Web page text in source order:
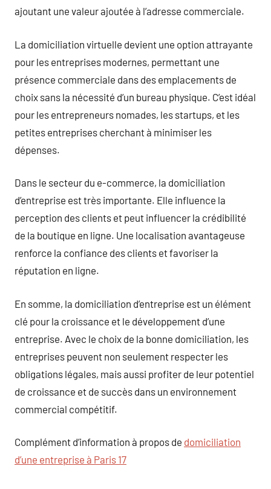
ajoutant une valeur ajoutée à l’adresse commerciale.
La domiciliation virtuelle devient une option attrayante
pour les entreprises modernes, permettant une
présence commerciale dans des emplacements de
choix sans la nécessité d’un bureau physique. C’est idéal
pour les entrepreneurs nomades, les startups, et les
petites entreprises cherchant à minimiser les
dépenses.
Dans le secteur du e-commerce, la domiciliation
d’entreprise est très importante. Elle influence la
perception des clients et peut influencer la crédibilité
de la boutique en ligne. Une localisation avantageuse
renforce la confiance des clients et favoriser la
réputation en ligne.
En somme, la domiciliation d’entreprise est un élément
clé pour la croissance et le développement d’une
entreprise. Avec le choix de la bonne domiciliation, les
entreprises peuvent non seulement respecter les
obligations légales, mais aussi profiter de leur potentiel
de croissance et de succès dans un environnement
commercial compétitif.
Complément d’information à propos de domiciliation
d’une entreprise à Paris 17